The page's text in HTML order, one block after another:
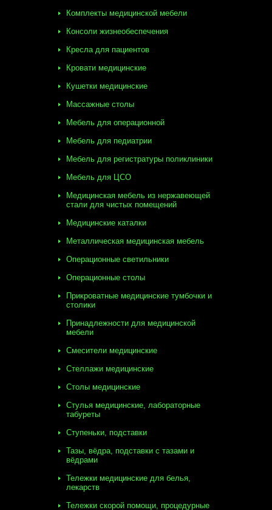
Комплекты медицинской мебели
Консоли жизнеобеспечения
Кресла для пациентов
Кровати медицинские
Кушетки медицинские
Массажные столы
Мебель для операционной
Мебель для педиатрии
Мебель для регистратуры поликлиники
Мебель для ЦСО
Медицинская мебель из нержавеющей
стали для чистых помещений
Медицинские каталки
Металлическая медицинская мебель
Операционные светильники
Операционные столы
Прикроватные медицинские тумбочки и
столики
Принадлежности для медицинской
мебели
Смесители медицинские
Стеллажи медицинские
Столы медицинские
Стулья медицинские, лабораторные
табуреты
Ступеньки, подставки
Тазы, вёдра, подставки с тазами и
вёдрами
Тележки медицинские для белья,
лекарств
Тележки скорой помощи, процедурные